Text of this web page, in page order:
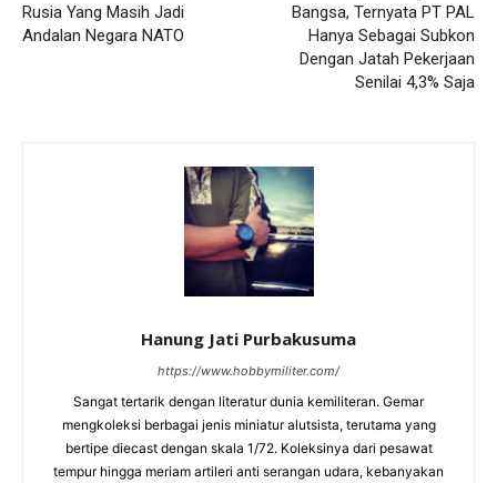
Rusia Yang Masih Jadi
Andalan Negara NATO
Bangsa, Ternyata PT PAL
Hanya Sebagai Subkon
Dengan Jatah Pekerjaan
Senilai 4,3% Saja
Hanung Jati Purbakusuma
https://www.hobbymiliter.com/
Sangat tertarik dengan literatur dunia kemiliteran. Gemar
mengkoleksi berbagai jenis miniatur alutsista, terutama yang
bertipe diecast dengan skala 1/72. Koleksinya dari pesawat
tempur hingga meriam artileri anti serangan udara, kebanyakan